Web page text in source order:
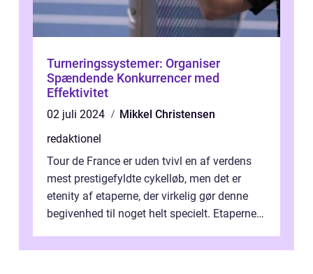
Turneringssystemer: Organiser
Spændende Konkurrencer med
Effektivitet
02 juli 2024
Mikkel Christensen
redaktionel
Tour de France er uden tvivl en af verdens
mest prestigefyldte cykelløb, men det er
etenity af etaperne, der virkelig gør denne
begivenhed til noget helt specielt. Etaperne i